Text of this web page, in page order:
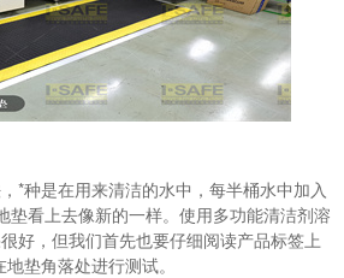
种是在用来清洁的水中，每半桶水中加入
垫看上去像新的一样。使用多功能清洁剂溶
好，但我们首先也要仔细阅读产品标签上
垫角落处进行测试。